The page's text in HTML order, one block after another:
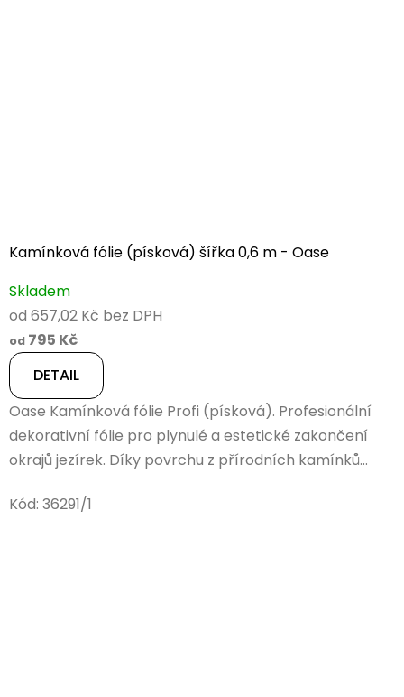
Kamínková fólie (písková) šířka 0,6 m - Oase
Skladem
od 657,02 Kč bez DPH
od 795 Kč
DETAIL
Oase Kamínková fólie Profi (písková). Profesionální
dekorativní fólie pro plynulé a estetické zakončení
okrajů jezírek. Díky povrchu z přírodních kamínků...
Kód: 36291/1